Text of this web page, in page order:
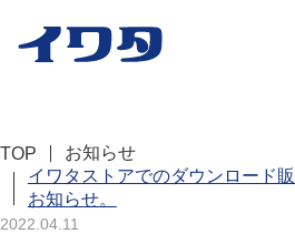
TOP
お知らせ
イワタストアでのダウンロード
お知らせ。
2022.04.11